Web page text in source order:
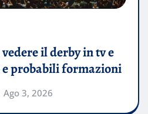
il derby in tv e
probabili formazioni
Ago 3, 2026